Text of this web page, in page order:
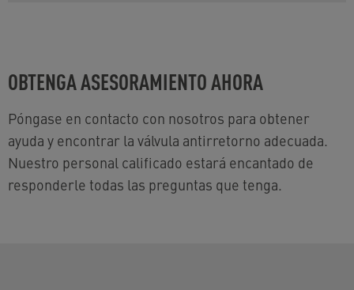
OBTENGA ASESORAMIENTO AHORA
Póngase en contacto con nosotros para obtener
ayuda y encontrar la válvula antirretorno adecuada.
Nuestro personal calificado estará encantado de
responderle todas las preguntas que tenga.